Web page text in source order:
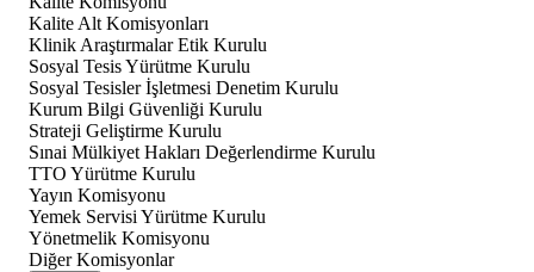
Kalite Alt Komisyonları
Klinik Araştırmalar Etik Kurulu
Sosyal Tesis Yürütme Kurulu
Sosyal Tesisler İşletmesi Denetim Kurulu
Kurum Bilgi Güvenliği Kurulu
Strateji Geliştirme Kurulu
Sınai Mülkiyet Hakları Değerlendirme Kurulu
TTO Yürütme Kurulu
Yayın Komisyonu
Yemek Servisi Yürütme Kurulu
Yönetmelik Komisyonu
Diğer Komisyonlar